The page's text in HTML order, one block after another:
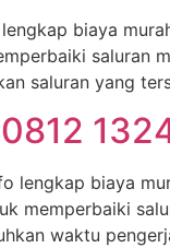
biaya
saluran
saluran yang
lengkap biaya
memperbaiki
waktu